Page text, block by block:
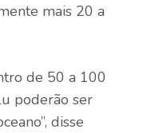
mais 20 a
de 50 a 100
poderão ser
disse